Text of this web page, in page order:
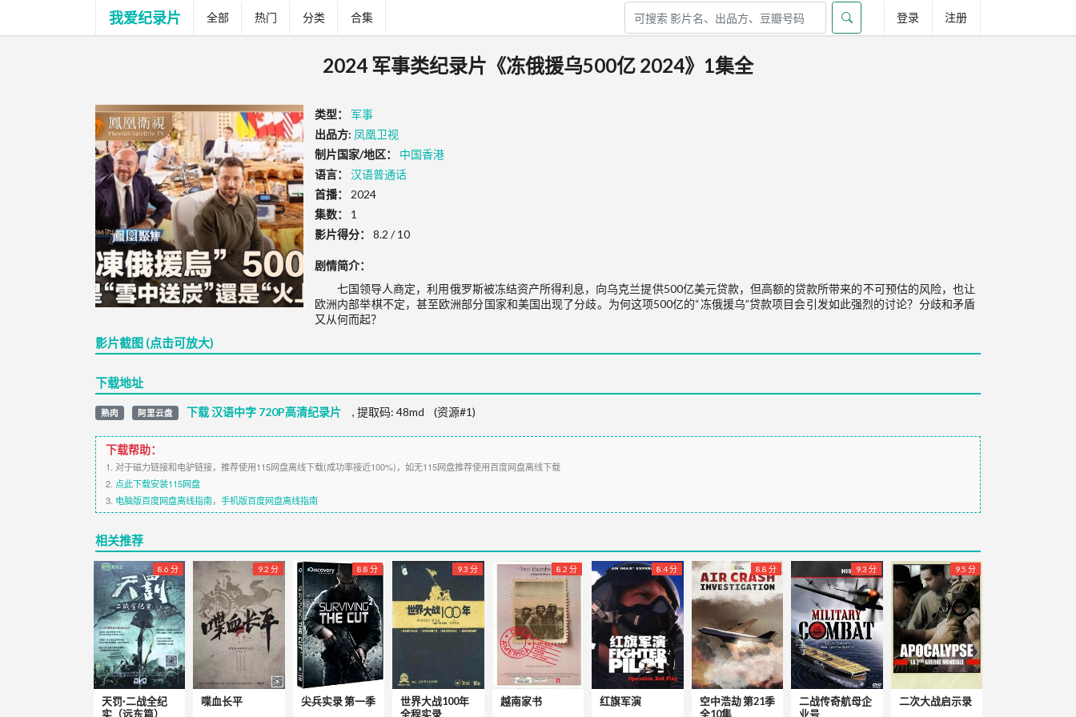
我爱纪录片 全部 热门 分类 合集 登录 注册
2024 军事类纪录片《冻俄援乌500亿 2024》1集全
类型：
军事
出品方: 凤凰卫视
制片国家/地区：
中国香港
语言：
汉语普通话
首播：
2024
集数：
1
影片得分：
8.2 / 10
剧情简介：
七国领导人商定，利用俄罗斯被冻结资产所得利息，向乌克兰提供500亿美元贷款，但高额的贷款所带来的不可预估的风险，也让
欧洲内部举棋不定，甚至欧洲部分国家和美国出现了分歧。为何这项500亿的“冻俄援乌”贷款项目会引发如此强烈的讨论？分歧和矛盾
又从何而起？
影片截图 (点击可放大)
下载地址
熟肉 阿里云盘 下载 汉语中字 720P高清纪录片 ,提取码:48md (资源#1)
下载帮助：
1. 对于磁力链接和电驴链接，推荐使用115网盘离线下载(成功率接近100%)，如无115网盘推荐使用百度网盘离线下载
2. 点此下载安装115网盘
3. 电脑版百度网盘离线指南， 手机版百度网盘离线指南
相关推荐
8.6 分
天罚·二战全纪
实（远东篇）
9.2 分
喋血长平
8.8 分
尖兵实录 第一季
9.3 分
世界大战100年
全程实录
8.2 分
越南家书
8.4 分
红旗军演
8.8 分
空中浩劫 第21季
全10集
9.3 分
二战传奇航母企
业号
9.5 分
二次大战启示录